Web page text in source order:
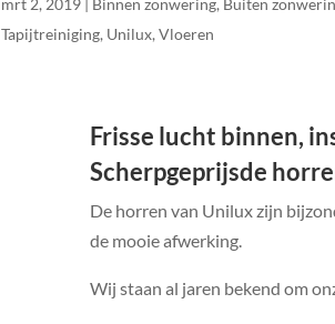
Tapijtreiniging, Unilux,Vloeren
Frisse lucht binnen,
Scherpgeprijsde
De horren van Unilux zijn
de mooie afwerking.
Wij staan al jaren bekend om